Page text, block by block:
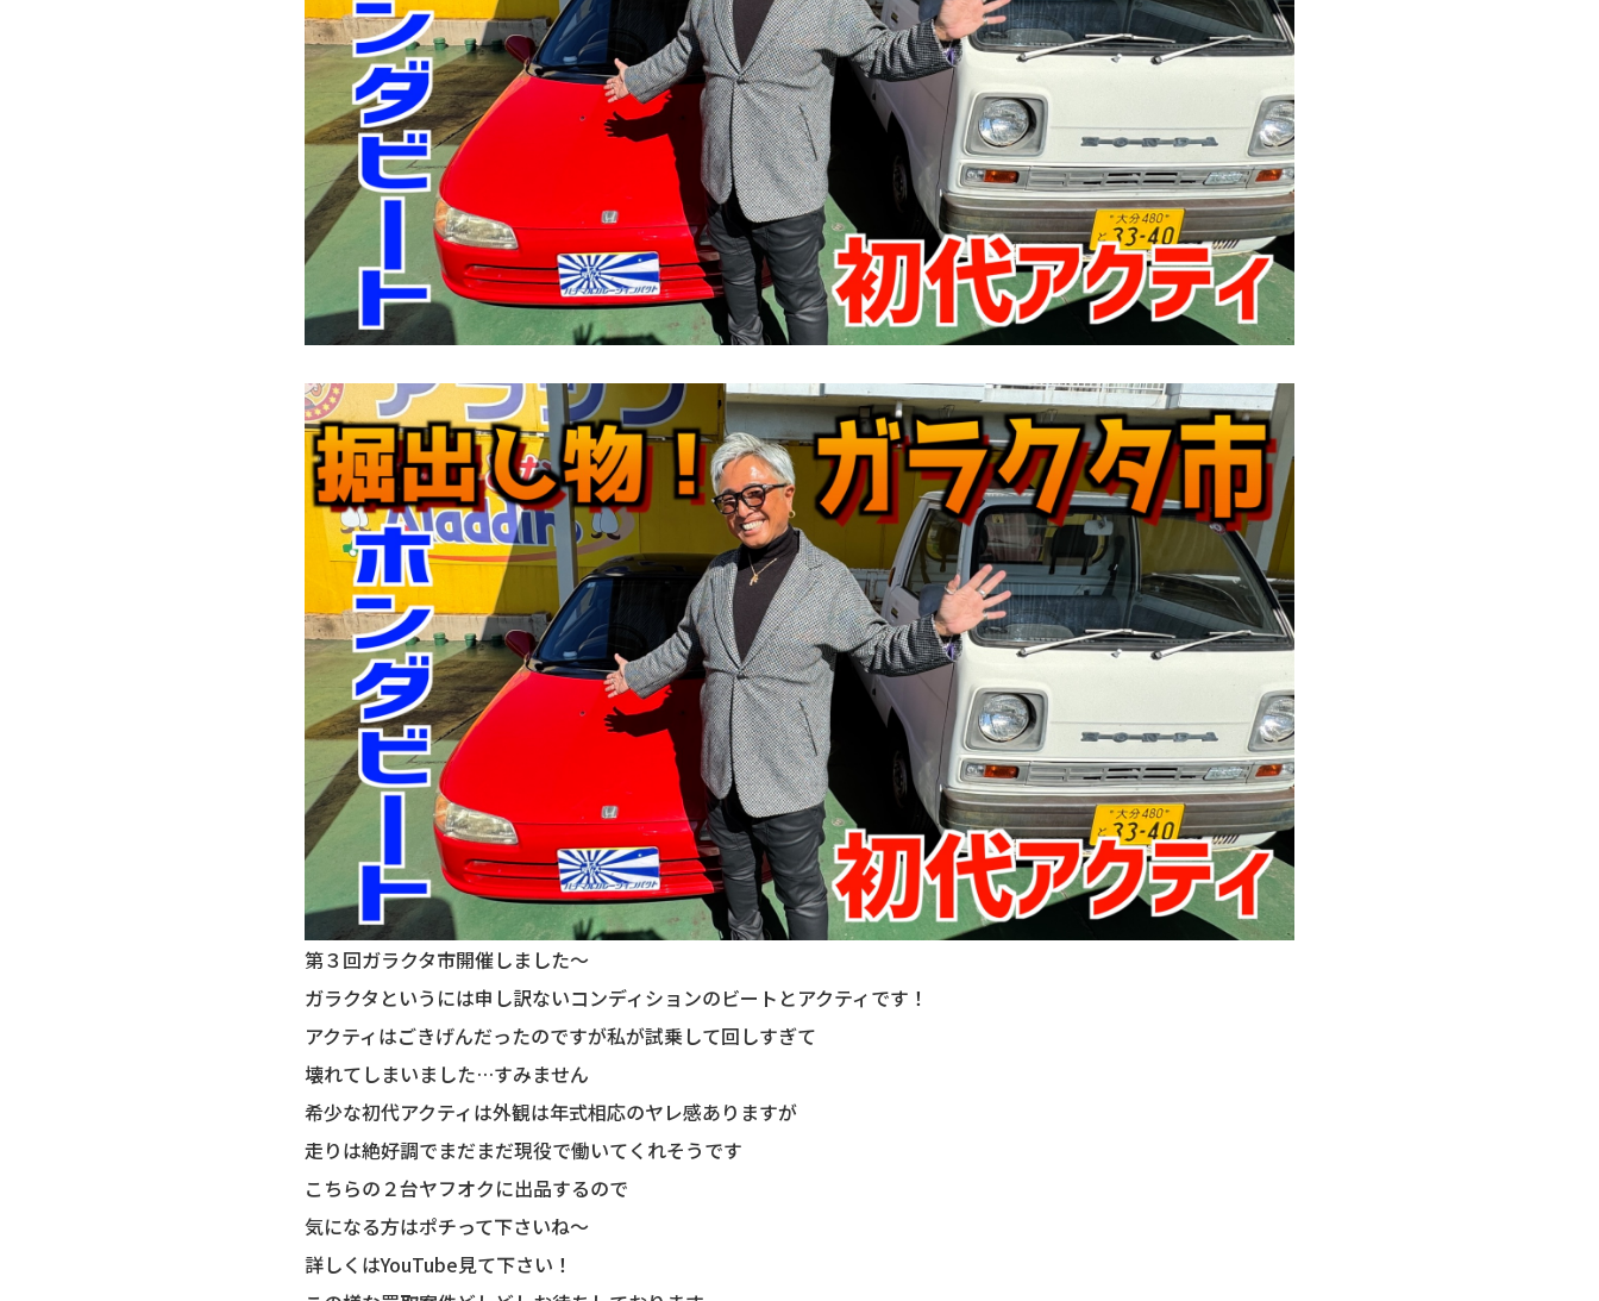
第３回ガラクタ市開催しました〜
ガラクタというには申し訳ないコンディションのビートとアクティです！
アクティはごきげんだったのですが私が試乗して回しすぎて
壊れてしまいました…すみません
希少な初代アクティは外観は年式相応のヤレ感ありますが
走りは絶好調でまだまだ現役で働いてくれそうです
こちらの２台ヤフオクに出品するので
気になる方はポチって下さいね〜
詳しくはYouTube見て下さい！